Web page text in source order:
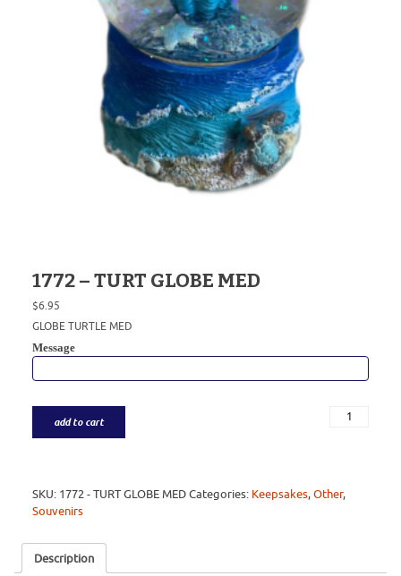
1772 – TURT GLOBE MED
$6.95
GLOBE TURTLE MED
Message
add to cart
SKU: 1772 - TURT GLOBE MEDCategories: Keepsakes,Other,
Souvenirs
Description